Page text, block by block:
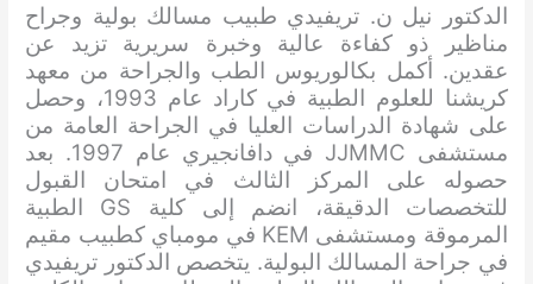
الدكتور نيل ن. تريفيدي طبيب مسالك بولية وجراح
مناظير ذو كفاءة عالية وخبرة سريرية تزيد عن
عقدين. أكمل بكالوريوس الطب والجراحة من معهد
كريشنا للعلوم الطبية في كاراد عام 1993، وحصل
على شهادة الدراسات العليا في الجراحة العامة من
مستشفى JJMMC في دافانجيري عام 1997. بعد
حصوله على المركز الثالث في امتحان القبول
للتخصصات الدقيقة، انضم إلى كلية GS الطبية
المرموقة ومستشفى KEM في مومباي كطبيب مقيم
في جراحة المسالك البولية. يتخصص الدكتور تريفيدي